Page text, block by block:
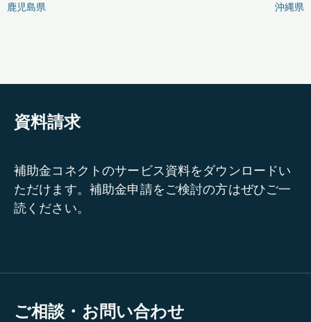
鹿児島県
沖縄県
資料請求
補助金コネクトのサービス資料をダウンロードい
ただけます。補助金申請をご検討の方はぜひご一
読ください。
ご相談・お問い合わせ